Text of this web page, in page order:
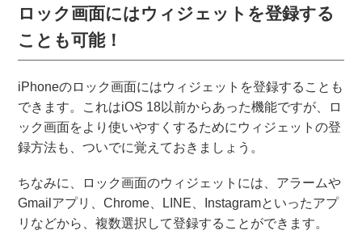
ロック画面にはウィジェットを登録する
ことも可能！
iPhoneのロック画面にはウィジェットを登録することも
できます。これはiOS 18以前からあった機能ですが、ロ
ック画面をより使いやすくするためにウィジェットの登
録方法も、ついでに覚えておきましょう。
ちなみに、ロック画面のウィジェットには、アラームや
Gmailアプリ、Chrome、LINE、Instagramといったアプ
リなどから、複数選択して登録することができます。